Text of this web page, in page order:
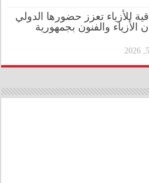
للأزياء تعزز حضورها الدولي
والفنون بجمهورية